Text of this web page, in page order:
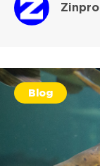
Zinpro
Blog